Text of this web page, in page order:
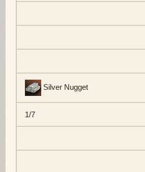
Silver Nugget
1/7